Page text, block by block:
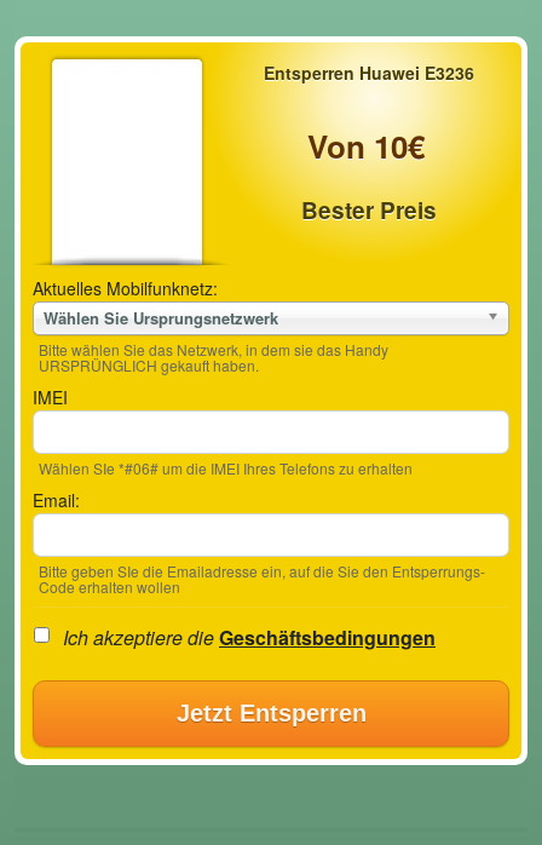
Entsperren Huawei E3236
Von 10€
Bester Preis
Aktuelles Mobilfunknetz:
Wählen Sie Ursprungsnetzwerk
Bitte wählen Sie das Netzwerk, in dem sie das Handy
URSPRÜNGLICH gekauft haben.
IMEI
Wählen SIe *#06# um die IMEI Ihres Telefons zu erhalten
Email:
Bitte geben SIe die Emailadresse ein, auf die Sie den Entsperrungs-
Code erhalten wollen
Ich akzeptiere dieGeschäftsbedingungen
Jetzt Entsperren